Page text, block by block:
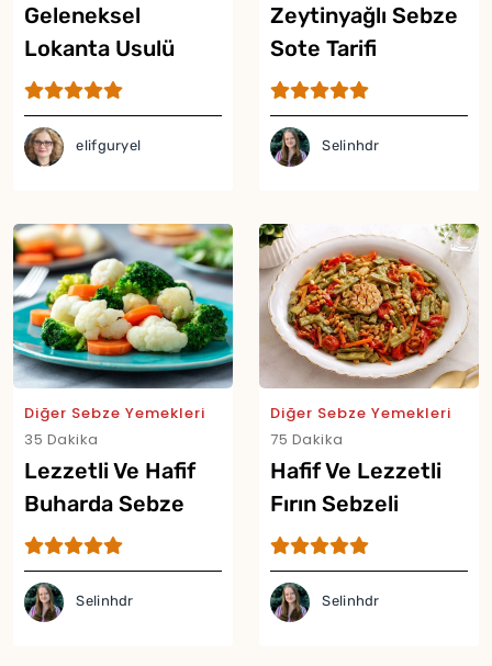
Geleneksel
Lokanta Usulü
Şakşuka Tarifi
elifguryel
Zeytinyağlı Sebze
Sote Tarifi
Selinhdr
Diğer Sebze Yemekleri
35 Dakika
Lezzetli Ve Hafif
Buharda Sebze
Tarifi
Selinhdr
Diğer Sebze Yemekleri
75 Dakika
Hafif Ve Lezzetli
Fırın Sebzeli
Fasulye Tarifi
Selinhdr